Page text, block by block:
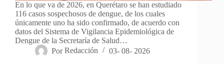
En lo que va de 2026, en Querétaro se han estudiado
116 casos sospechosos de dengue, de los cuales
únicamente uno ha sido confirmado, de acuerdo con
datos del Sistema de Vigilancia Epidemiológica de
Dengue de la Secretaría de Salud…
Por Redacción 03- 08- 2026